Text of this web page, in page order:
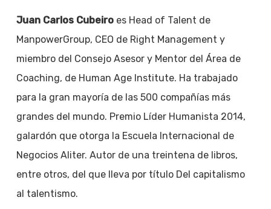
Juan Carlos Cubeiroes Head of Talent de
ManpowerGroup, CEO de Right Management y
miembro del Consejo Asesor y Mentor del Área de
Coaching, de Human Age Institute. Ha trabajado
para la gran mayoría de las 500 compañías más
grandes del mundo. Premio Líder Humanista 2014,
galardón que otorga la Escuela Internacional de
Negocios Aliter. Autor de una treintena de libros,
entre otros, del que lleva por título Del capitalismo
al talentismo.